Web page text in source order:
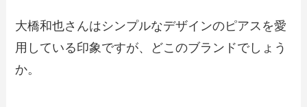
大橋和也さんはシンプルなデザインのピアスを愛
用している印象ですが、どこのブランドでしょう
か。